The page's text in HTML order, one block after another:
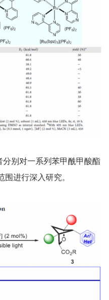
别对一系列苯甲酰甲酸酯
围进行深入研究。